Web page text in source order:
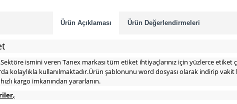
Ürün Açıklaması Ürün Değerlendirmeleri
ismini veren Tanex markası tüm etiket ihtiyaçlarınız için yüzlerce etiket
kolaylıkla kullanılmaktadır.Ürün şablonunu word dosyası olarak indirip
kargo imkanından yararlanın.
,